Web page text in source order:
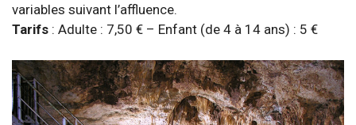
variables suivant l’affluence.
Tarifs : Adulte : 7,50 € – Enfant (de 4 à 14 ans) : 5 €